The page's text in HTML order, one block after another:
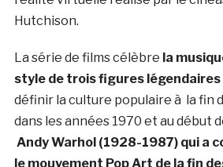
Hutchison.
La série de films célèbre la
style de trois figures légendaires
définir la culture populaire à la fin
dans les années 1970 et au début
Andy Warhol (1928-1987) qui a
le mouvement Pop Art de la fin